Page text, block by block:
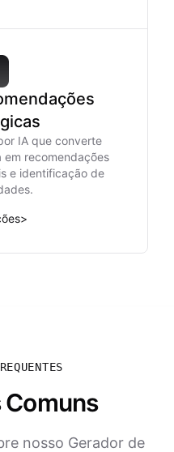
IA que converte
recomendações
e identificação de
>
Comuns
nosso Gerador de